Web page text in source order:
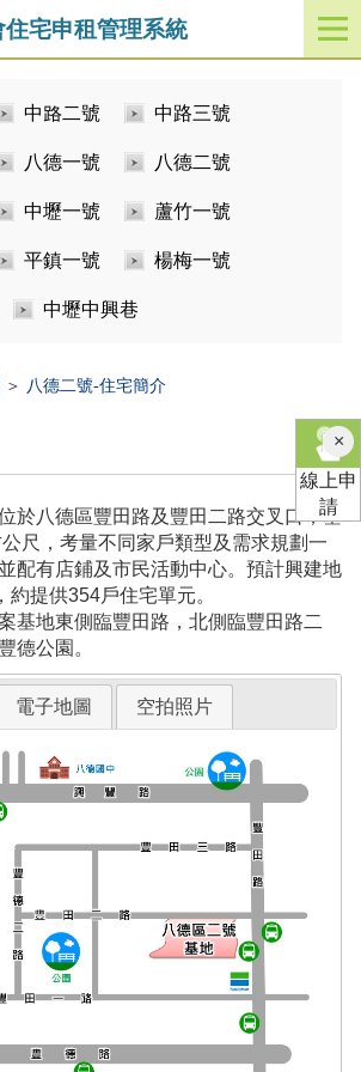
宅申租管理系統
開
啟
中路二號 中路三號
八德一號 八德二號
中壢一號 蘆竹一號
平鎮一號 楊梅一號
中壢中興巷
＞ 八德二號-住宅簡介
於八德區豐田路及豐田二路交叉口，基
尺，考量不同家戶類型及需求規劃一
配有店鋪及市民活動中心。預計興建地
約提供354戶住宅單元。
基地東側臨豐田路，北側臨豐田路二
德公園。
電子地圖 空拍照片
×關
閉
線上申
請